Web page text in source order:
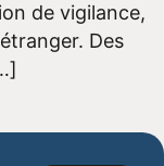
de vigilance,
Des